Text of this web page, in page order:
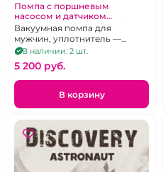
Помпа с поршневым
насосом и датчиком
давления "Discovery" Aviator
Вакуумная помпа для
мужчин, уплотнитель —
манжета, эрекционное
кольцо.
В наличии: 2 шт.
5 200 pуб.
В корзину